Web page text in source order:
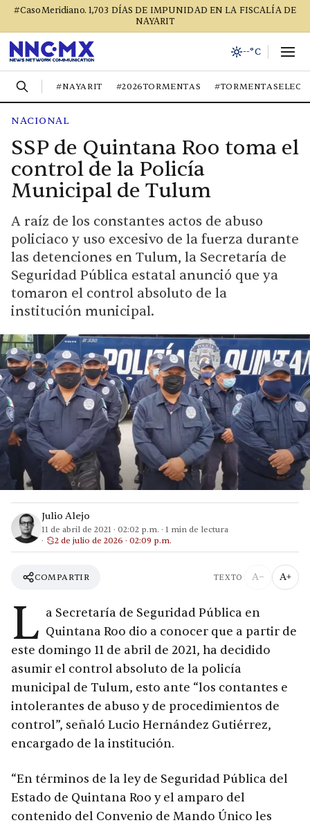
#CasoMeridiano. 1,703 DÍAS DE IMPUNIDAD EN LA FISCALÍA DE
NAYARIT
--°C
#NAYARIT #2026TORMENTAS
NACIONAL
SSP de Quintana Roo toma el
control de la Policía
Municipal de Tulum
A raíz de los constantes actos de abuso
policiaco y uso excesivo de la fuerza durante
las detenciones en Tulum, la Secretaría de
Seguridad Pública estatal anunció que ya
tomaron el control absoluto de la
institución municipal.
Julio Alejo
11 de abril de 2021 · 02:02 p.m. · 1 min de lectura
2 de julio de 2026 · 02:09 p.m.
COMPARTIR TEXTO A− A+
L a Secretaría de Seguridad Pública en
Quintana Roo dio a conocer que a partir de
este domingo 11 de abril de 2021, ha decidido
asumir el control absoluto de la policía
municipal de Tulum, esto ante “los contantes e
intolerantes de abuso y de procedimientos de
control”, señaló Lucio Hernández Gutiérrez,
encargado de la institución.
“En términos de la ley de Seguridad Pública del
Estado de Quintana Roo y el amparo del
contenido del Convenio de Mando Único les